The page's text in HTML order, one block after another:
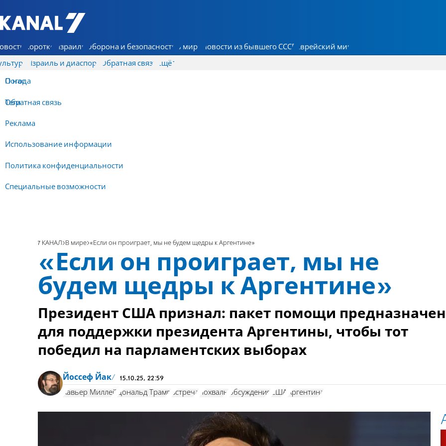
7 КАНАЛ - Аруц Шева
Коротко Израиль Оборона и безопасность В мире Новости из бывшего СССР Еврейский мир
Израиль и диаспора Обратная связь
О нас
Обратная связь
Реклама
Использование информации
Политика конфиденциальности
Специальные возможности
Ещё
Погода
Теги
7 КАНАЛ В мире «Если он проиграет, мы не будем щедры к Аргентине»
«Если он проиграет, мы не
будем щедры к Аргентине»
Президент США признал: пакет помощи предназначен
для поддержки президента Аргентины, чтобы тот
победил на парламентских выборах
Йоссеф Йак 15.10.25, 22:59
Хавьер Миллей Дональд Трамп встреча похвалы обсуждения США Аргентина